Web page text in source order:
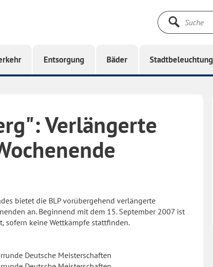
Suche
Entsorgung Bäder Stadtbeleuchtung
Verlängerte
bietet die BLP vorübergehend verlängerte
an. Beginnend mit dem 15. September 2007 ist
sofern keine Wettkämpfe stattfinden.
Deutsche Meisterschaften